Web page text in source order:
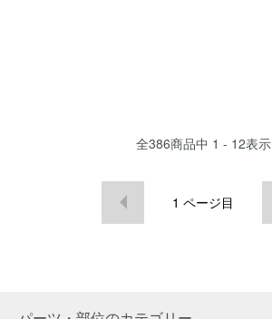
全386商品中 1 - 12表示
1 ページ目